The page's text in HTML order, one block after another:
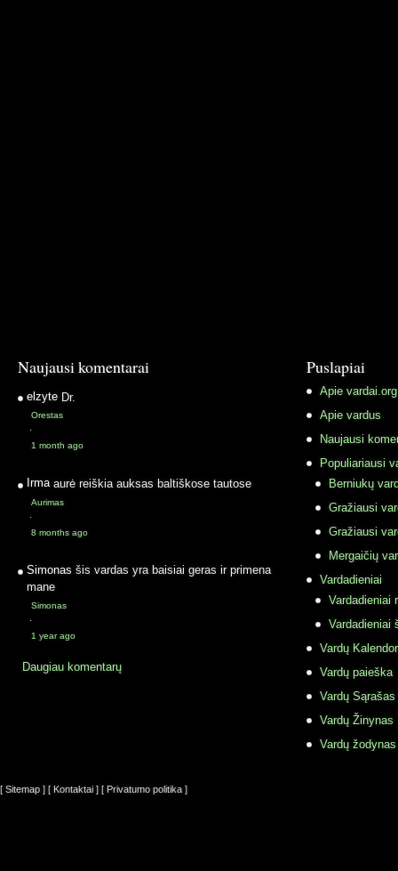
Naujausi komentarai
elzyte Dr.
Orestas
·
1 month ago
Irma aurė reiškia auksas baltiškose tautose
Aurimas
·
8 months ago
Simonas šis vardas yra baisiai geras ir primena
mane
Simonas
·
1 year ago
Daugiau komentarų
Puslapiai
Apie vardai.org
Apie vardus
Naujausi
Populiariausi
Berniukų
Gražiausi
Gražiausi
Mergaičių
Vardadieniai
Vardadieniai
Vardadieniai
Vardų
Vardų paieška
Vardų Sąrašas
Vardų Žinynas
Vardų
[ Sitemap ] [ Kontaktai ] [ Privatumo politika ]